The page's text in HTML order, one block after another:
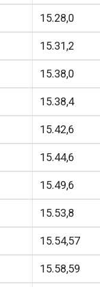
15.28,0
15.31,2
15.38,0
15.38,4
15.42,6
15.44,6
15.49,6
15.53,8
15.54,57
15.58,59